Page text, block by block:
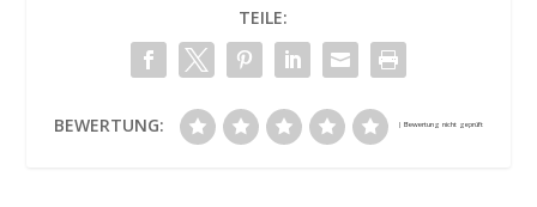
TEILE:
BEWERTUNG: